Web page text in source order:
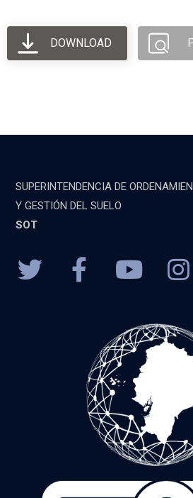
DOWNLOAD
SUPERINTENDENCIA DE
Y GESTIÓN DEL SUELO
SOT